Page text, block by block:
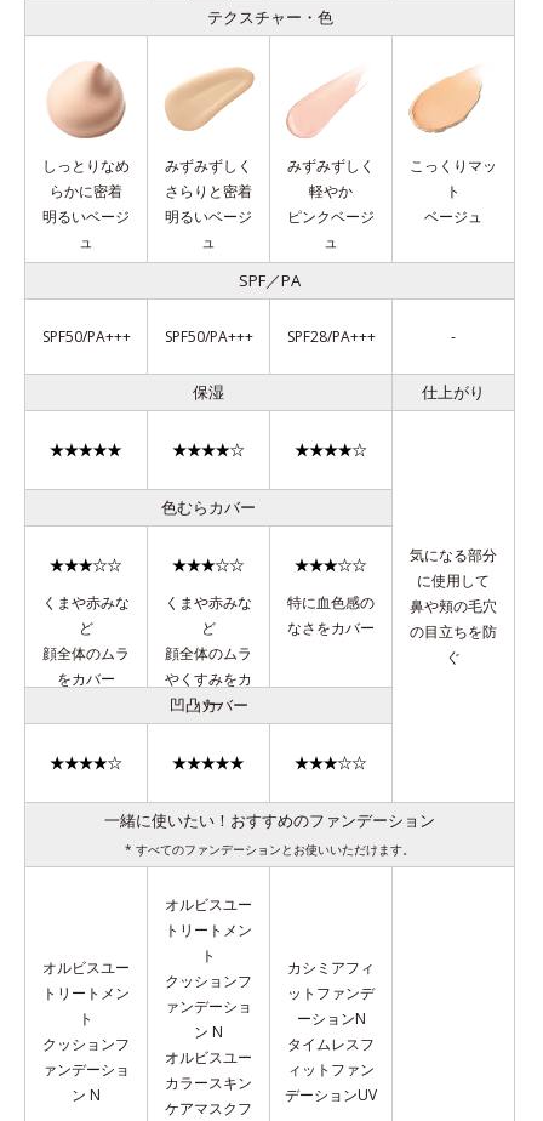
テクスチャー・色
しっとりなめ
らかに密着
明るいベージ
ュ
みずみずしく
さらりと密着
明るいベージ
ュ
みずみずしく
軽やか
ピンクベージ
ュ
こっくりマッ
ト
ベージュ
SPF／PA
SPF50/PA+++ SPF50/PA+++ SPF28/PA+++ -
保湿 仕上がり
気になる部分
に使用して
鼻や頬の毛穴
の目立ちを防
ぐ
色むらカバー
くまや赤みな
ど
顔全体のムラ
をカバー
くまや赤みな
ど
顔全体のムラ
やくすみをカ
バー
特に血色感の
なさをカバー
凹凸カバー
一緒に使いたい！おすすめのファンデーション
* すべてのファンデーションとお使いいただけます。
オルビスユー
トリートメン
ト
クッションフ
ァンデーショ
ン N
オルビスユー
トリートメン
ト
クッションフ
ァンデーショ
ン N
オルビスユー
カラースキン
ケアマスクフ
カシミアフィ
ットファンデ
ーションN
タイムレスフ
ィットファン
デーションUV